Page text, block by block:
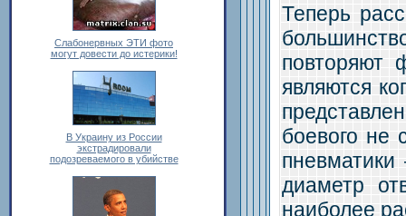
Слабонервных ЭТИ фото
могут довести до истерики!
В Украину из России
экстрадировали
подозреваемого в убийстве
Теперь
повторяют
являются
боевого не
диаметр
наиболее